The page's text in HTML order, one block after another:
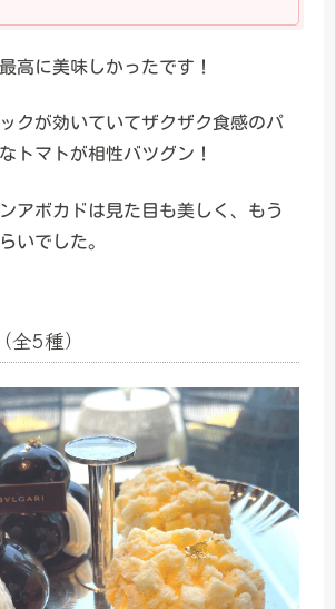
高に美味しかったです！
クが効いていてザクザク食感のパ
トマトが相性バツグン！
アボカドは見た目も美しく、もう
いでした。
全5種）